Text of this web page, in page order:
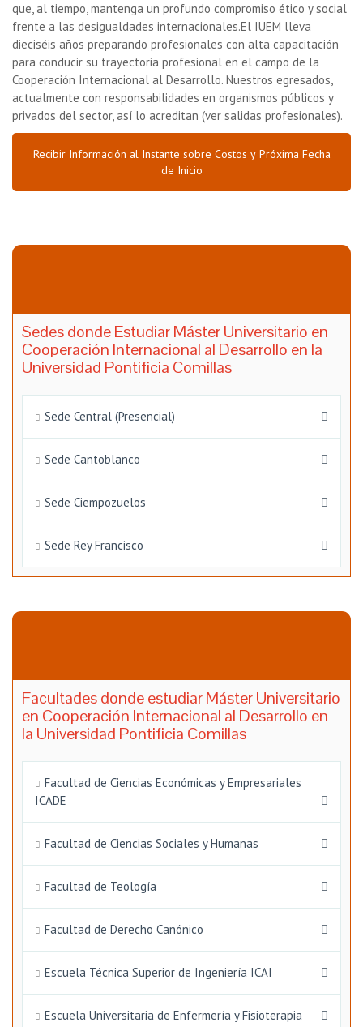
que, al tiempo, mantenga un profundo compromiso ético y social
frente a las desigualdades internacionales.El IUEM lleva
dieciséis años preparando profesionales con alta capacitación
para conducir su trayectoria profesional en el campo de la
Cooperación Internacional al Desarrollo. Nuestros egresados,
actualmente con responsabilidades en organismos públicos y
privados del sector, así lo acreditan (ver salidas profesionales).
Recibir Información al Instante sobre Costos y Próxima Fecha
de Inicio
Sedes donde Estudiar Máster Universitario en
Cooperación Internacional al Desarrollo en la
Universidad Pontificia Comillas
Sede Central (Presencial)
Sede Cantoblanco
Sede Ciempozuelos
Sede Rey Francisco
Facultades donde estudiar Máster Universitario
en Cooperación Internacional al Desarrollo en
la Universidad Pontificia Comillas
Facultad de Ciencias Económicas y Empresariales
ICADE
Facultad de Ciencias Sociales y Humanas
Facultad de Teología
Facultad de Derecho Canónico
Escuela Técnica Superior de Ingeniería ICAI
Escuela Universitaria de Enfermería y Fisioterapia